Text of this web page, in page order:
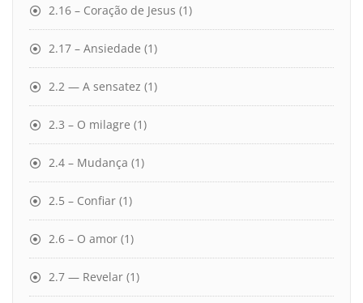
2.16 – Coração de Jesus (1)
2.17 – Ansiedade (1)
2.2 — A sensatez (1)
2.3 – O milagre (1)
2.4 – Mudança (1)
2.5 – Confiar (1)
2.6 – O amor (1)
2.7 — Revelar (1)